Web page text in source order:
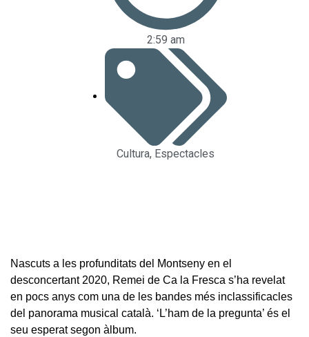
2:59 am
Cultura, Espectacles
Nascuts a les profunditats del Montseny en el
desconcertant 2020, Remei de Ca la Fresca s’ha revelat
en pocs anys com una de les bandes més inclassificacles
del panorama musical català. ‘L’ham de la pregunta’ és el
seu esperat segon àlbum.